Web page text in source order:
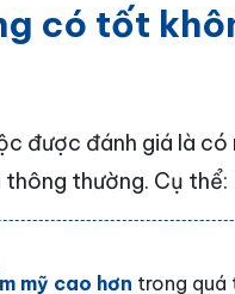
có tốt
được đánh giá là có
thường. Cụ thể:
mỹ cao hơn trong quá